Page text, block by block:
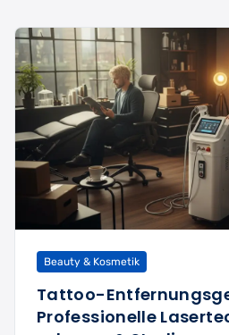
Beauty & Kosmetik
Tattoo-
Professionelle